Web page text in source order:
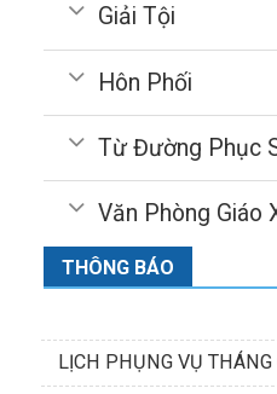
Giải Tội
Hôn Phối
Từ Đường Phục
Văn Phòng Giáo
THÔNG BÁO
LỊCH PHỤNG VỤ